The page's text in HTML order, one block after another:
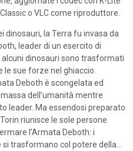
o VLC come riproduttore.
dinosauri, la Terra fu invasa da
leader di un esercito di
alcuni dinosauri sono trasformati
le sue forze nel ghiaccio.
Deboth è scongelata ed
dell’umanità mentre
leader. Ma essendosi preparato
riunisce le sole persone
l’Armata Deboth: i
trasformano col potere della...